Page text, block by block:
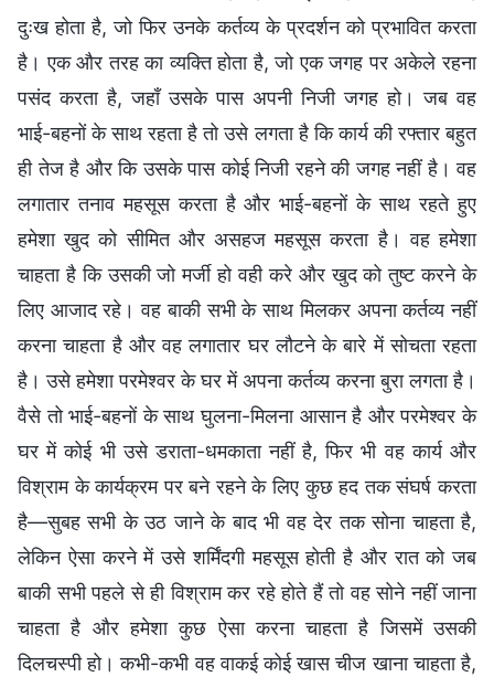
दुःख होता है, जो फिर उनके कर्तव्य के प्रदर्शन को प्रभावित करता
है। एक और तरह का व्यक्ति होता है, जो एक जगह पर अकेले रहना
पसंद करता है, जहाँ उसके पास अपनी निजी जगह हो। जब वह
भाई-बहनों के साथ रहता है तो उसे लगता है कि कार्य की रफ्तार बहुत
ही तेज है और कि उसके पास कोई निजी रहने की जगह नहीं है। वह
लगातार तनाव महसूस करता है और भाई-बहनों के साथ रहते हुए
हमेशा खुद को सीमित और असहज महसूस करता है। वह हमेशा
चाहता है कि उसकी जो मर्जी हो वही करे और खुद को तुष्ट करने के
लिए आजाद रहे। वह बाकी सभी के साथ मिलकर अपना कर्तव्य नहीं
करना चाहता है और वह लगातार घर लौटने के बारे में सोचता रहता
है। उसे हमेशा परमेश्वर के घर में अपना कर्तव्य करना बुरा लगता है।
वैसे तो भाई-बहनों के साथ घुलना-मिलना आसान है और परमेश्वर के
घर में कोई भी उसे डराता-धमकाता नहीं है, फिर भी वह कार्य और
विश्राम के कार्यक्रम पर बने रहने के लिए कुछ हद तक संघर्ष करता
है—सुबह सभी के उठ जाने के बाद भी वह देर तक सोना चाहता है,
लेकिन ऐसा करने में उसे शर्मिंदगी महसूस होती है और रात को जब
बाकी सभी पहले से ही विश्राम कर रहे होते हैं तो वह सोने नहीं जाना
चाहता है और हमेशा कुछ ऐसा करना चाहता है जिसमें उसकी
दिलचस्पी हो। कभी-कभी वह वाकई कोई खास चीज खाना चाहता है,